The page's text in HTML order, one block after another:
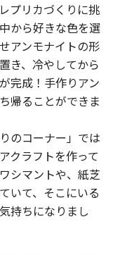
プリカづくりに挑
から好きな色を選
アンモナイトの形
き、冷やしてから
完成！手作りアン
帰ることができま
のコーナー」では
クラフトを作って
シマントや、紙芝
いて、そこにいる
持ちになりまし